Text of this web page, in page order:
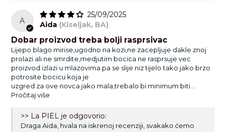
A
25/09/2025
Aida (Kiseljak, BA)
Dobar proizvod treba bolji rasprsivac
Lijepo blago mirise,ugodno na kozi,ne zacepljuje dakle znoj
prolazi ali ne smrdite,medjutim bocica ne rasprsuje vec
proizvod izlazi u mlazovima pa se slije niz tijelo tako jako brzo
potrosite bocicu koja je
uzgred za ove novca jako mala,trebalo bi minimum biti...
Pročitaj više
>> La PIEL je odgovorio:
Draga Aida, hvala na iskrenoj recenziji, svakako ćemo